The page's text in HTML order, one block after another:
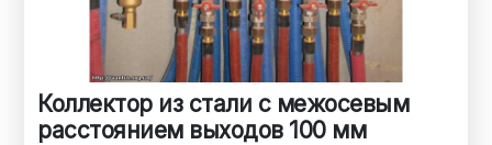
Коллектор из стали с межосевым
расстоянием выходов 100 мм